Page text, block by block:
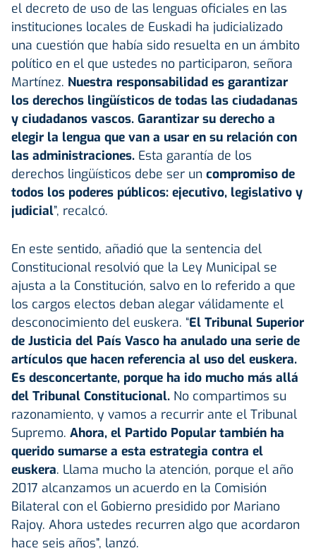
el decreto de uso de las lenguas oficiales en las
instituciones locales de Euskadi ha judicializado
una cuestión que había sido resuelta en un ámbito
político en el que ustedes no participaron, señora
Martínez. Nuestra responsabilidad es garantizar
los derechos lingüísticos de todas las ciudadanas
y ciudadanos vascos. Garantizar su derecho a
elegir la lengua que van a usar en su relación con
las administraciones. Esta garantía de los
derechos lingüísticos debe ser un compromiso de
todos los poderes públicos: ejecutivo, legislativo y
judicial”, recalcó.
En este sentido, añadió que la sentencia del
Constitucional resolvió que la Ley Municipal se
ajusta a la Constitución, salvo en lo referido a que
los cargos electos deban alegar válidamente el
desconocimiento del euskera. “El Tribunal Superior
de Justicia del País Vasco ha anulado una serie de
artículos que hacen referencia al uso del euskera.
Es desconcertante, porque ha ido mucho más allá
del Tribunal Constitucional. No compartimos su
razonamiento, y vamos a recurrir ante el Tribunal
Supremo. Ahora, el Partido Popular también ha
querido sumarse a esta estrategia contra el
euskera. Llama mucho la atención, porque el año
2017 alcanzamos un acuerdo en la Comisión
Bilateral con el Gobierno presidido por Mariano
Rajoy. Ahora ustedes recurren algo que acordaron
hace seis años”, lanzó.